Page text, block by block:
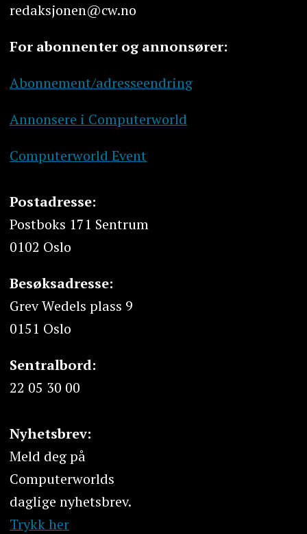
redaksjonen@cw.no
For abonnenter og annonsører:
Abonnement/adresseendring
Annonsere i Computerworld
Computerworld Event
Postadresse:
Postboks 171 Sentrum
0102 Oslo
Besøksadresse:
Grev Wedels plass 9
0151 Oslo
Sentralbord:
22 05 30 00
Nyhetsbrev:
Meld deg på
Computerworlds
daglige nyhetsbrev.
Trykk her